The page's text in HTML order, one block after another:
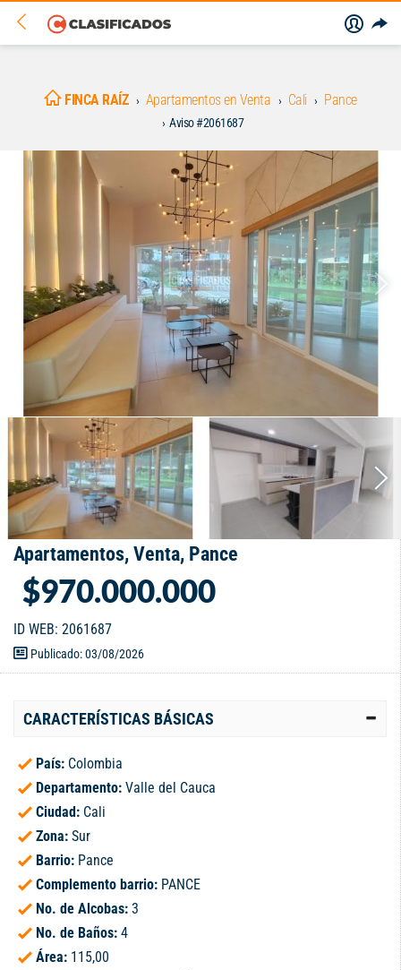
FINCA RAÍZ Apartamentos en Venta Cali Pance
Aviso #2061687
Apartamentos, Venta, Pance
$970.000.000
ID WEB: 2061687
Publicado: 03/08/2026
CARACTERÍSTICAS BÁSICAS
País: Colombia
Departamento: Valle del Cauca
Ciudad: Cali
Zona: Sur
Barrio: Pance
Complemento barrio: PANCE
No. de Alcobas: 3
No. de Baños: 4
Área: 115,00